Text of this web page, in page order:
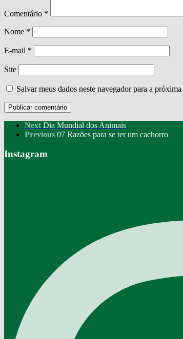
Comentário *
Nome *
E-mail *
Site
Salvar meus dados neste navegador para a
Next Dia Mundial dos Animais
Previous 07 Razões para se ter um cachorro
Instagram